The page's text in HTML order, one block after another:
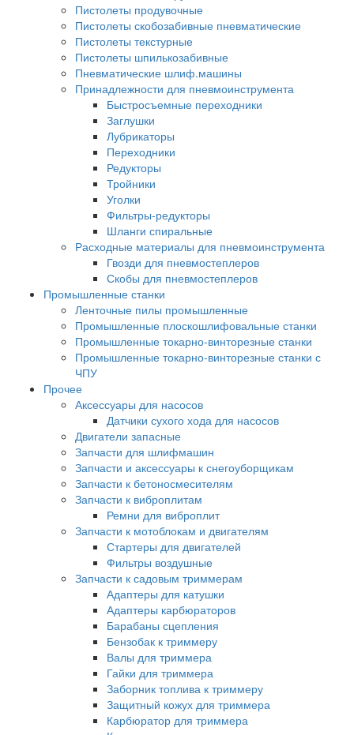
Пистолеты продувочные
Пистолеты скобозабивные пневматические
Пистолеты текстурные
Пистолеты шпилькозабивные
Пневматические шлиф.машины
Принадлежности для пневмоинструмента
Быстросъемные переходники
Заглушки
Лубрикаторы
Переходники
Редукторы
Тройники
Уголки
Фильтры-редукторы
Шланги спиральные
Расходные материалы для пневмоинструмента
Гвозди для пневмостеплеров
Скобы для пневмостеплеров
Промышленные станки
Ленточные пилы промышленные
Промышленные плоскошлифовальные станки
Промышленные токарно-винторезные станки
Промышленные токарно-винторезные станки с
ЧПУ
Прочее
Аксессуары для насосов
Датчики сухого хода для насосов
Двигатели запасные
Запчасти для шлифмашин
Запчасти и аксессуары к снегоуборщикам
Запчасти к бетоносмесителям
Запчасти к виброплитам
Ремни для виброплит
Запчасти к мотоблокам и двигателям
Стартеры для двигателей
Фильтры воздушные
Запчасти к садовым триммерам
Адаптеры для катушки
Адаптеры карбюраторов
Барабаны сцепления
Бензобак к триммеру
Валы для триммера
Гайки для триммера
Заборник топлива к триммеру
Защитный кожух для триммера
Карбюратор для триммера